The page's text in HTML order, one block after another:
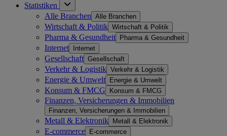
Statistiken
Alle Branchen Alle Branchen
Wirtschaft & Politik Wirtschaft & Politik
Pharma & Gesundheit Pharma & Gesundheit
Internet Internet
Gesellschaft Gesellschaft
Verkehr & Logistik Verkehr & Logistik
Energie & Umwelt Energie & Umwelt
Konsum & FMCG Konsum & FMCG
Finanzen, Versicherungen & Immobilien
Finanzen, Versicherungen & Immobilien
Metall & Elektronik Metall & Elektronik
E-commerce E-commerce